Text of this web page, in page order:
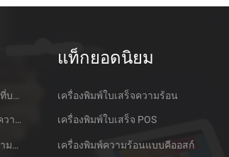
58MM แบบเคลื่อนย้ายได้เคลื่อนที่บลูทูธเอาไว้จับภาพความร้อนที่เครื่องพิมพ์ PTP-ฉัน
58mm โครพาเนลเอาไว้จับภาพความร้อนที่ใบเสร็จของเครื่องพิมพ์ CSN-A1
KP-300H 3inch เอาไว้จับภาพความร้อนที่ Kiosk เครื่องพิมพ์ศูนย์ควบคุม Kde ในโมดูล
แท็กยอดนิยม
เครื่องพิมพ์ใบเสร็จความร้อน
เครื่องพิมพ์ใบเสร็จ POS
เครื่องพิมพ์ความร้อนแบบคีออสก์